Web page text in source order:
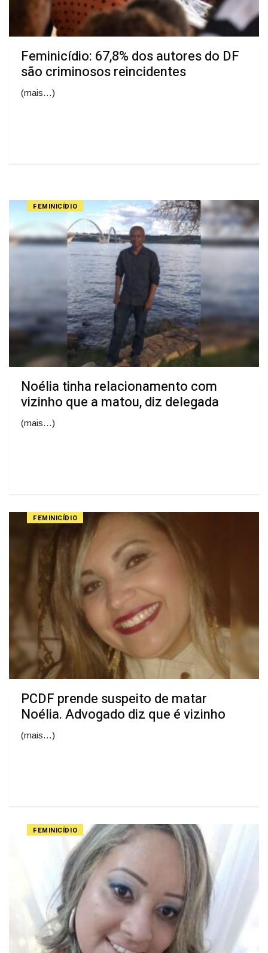
Feminicídio: 67,8% dos autores do DF
são criminosos reincidentes
(mais…)
FEMINICÍDIO
Noélia tinha relacionamento com
vizinho que a matou, diz delegada
(mais…)
FEMINICÍDIO
PCDF prende suspeito de matar
Noélia. Advogado diz que é vizinho
(mais…)
FEMINICÍDIO